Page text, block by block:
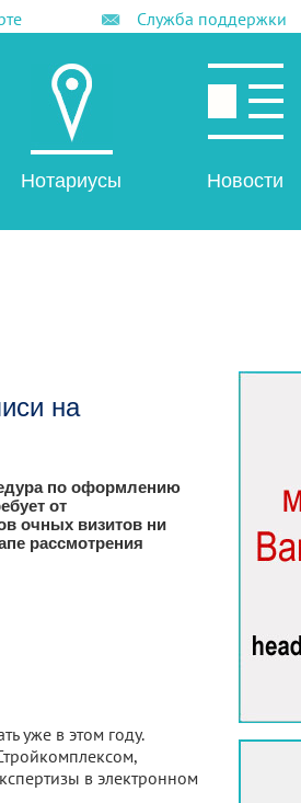
Служба поддержки
Нотариусы Новости
на
по оформлению
от
очных визитов ни
рассмотрения
уже в этом году.
в электронном